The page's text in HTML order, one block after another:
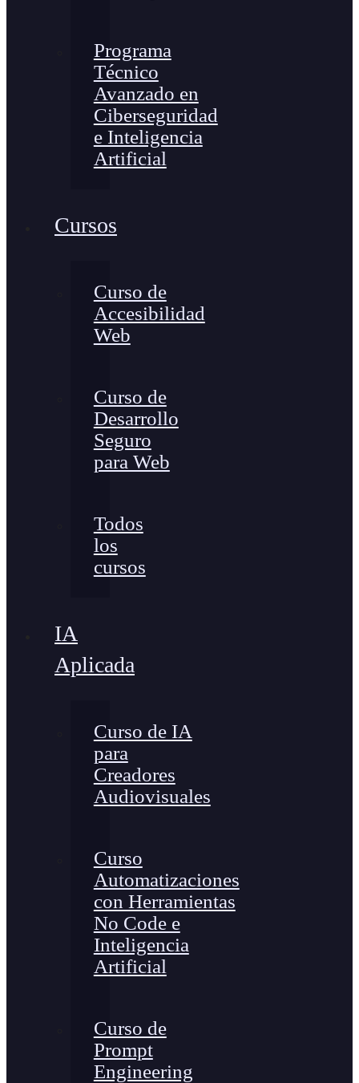
Programa
Técnico
Avanzado en
Ciberseguridad
e Inteligencia
Artificial
Cursos
Curso de
Accesibilidad
Web
Curso de
Desarrollo
Seguro
para Web
Todos
los
cursos
IA
Aplicada
Curso de IA
para
Creadores
Audiovisuales
Curso
Automatizaciones
con Herramientas
No Code e
Inteligencia
Artificial
Curso de
Prompt
Engineering